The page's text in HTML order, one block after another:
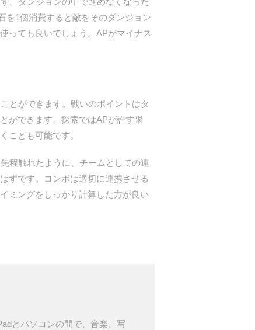
を1個消費すると敵をそのダンジョン
っても良いでしょう。APがマイナス
とができます。戦いのポイントはタ
ができます。探索ではAPが許す限
ことも可能です。
程触れたように、チームとしての連
ずです。コンボは適切に連携させる
ミングをしっかり計算した方が良い
とパソコンの間で、音楽、写